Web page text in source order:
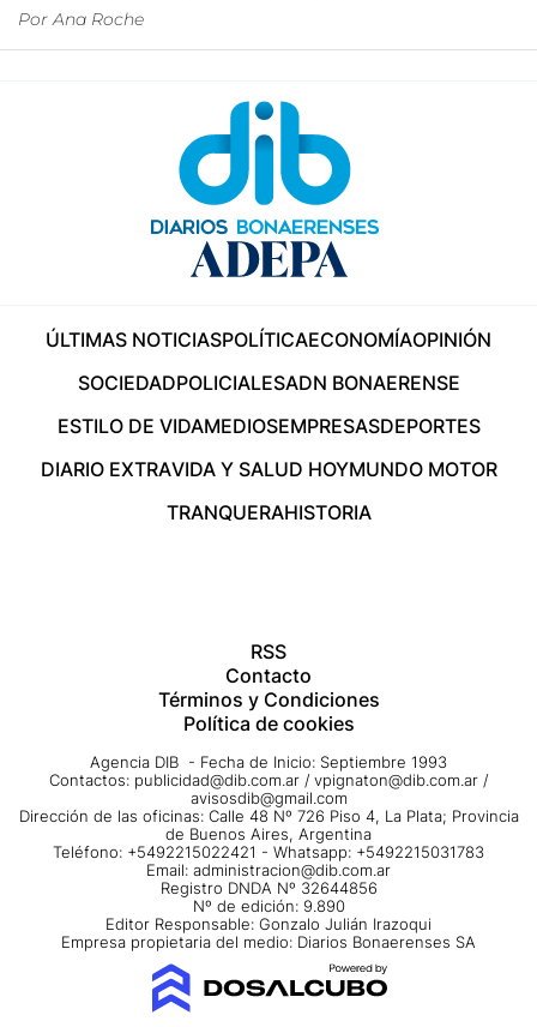
Por Ana Roche
ÚLTIMAS NOTICIASPOLÍTICAECONOMÍAOPINIÓN
SOCIEDADPOLICIALESADN BONAERENSE
ESTILO DE VIDAMEDIOSEMPRESASDEPORTES
DIARIO EXTRAVIDA Y SALUD HOYMUNDO MOTOR
TRANQUERAHISTORIA
RSS
Contacto
Términos y Condiciones
Política de cookies
Agencia DIB - Fecha de Inicio: Septiembre 1993
Contactos: publicidad@dib.com.ar / vpignaton@dib.com.ar /
avisosdib@gmail.com
Dirección de las oficinas: Calle 48 Nº 726 Piso 4, La Plata; Provincia
de Buenos Aires, Argentina
Teléfono: +5492215022421 - Whatsapp: +5492215031783
Email: administracion@dib.com.ar
Registro DNDA Nº 32644856
Nº de edición: 9.890
Editor Responsable: Gonzalo Julián Irazoqui
Empresa propietaria del medio: Diarios Bonaerenses SA